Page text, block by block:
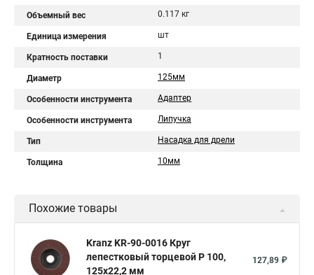
Объемный вес 0.117 кг
Единица измерения шт
Кратность поставки 1
Диаметр 125мм
Особенности инструмента Адаптер
Особенности инструмента Липучка
Тип Насадка для дрели
Толщина 10мм
Похожие товары
Kranz KR-90-0016 Круг
лепестковый торцевой P 100,
125х22,2 мм
127,89 ₽